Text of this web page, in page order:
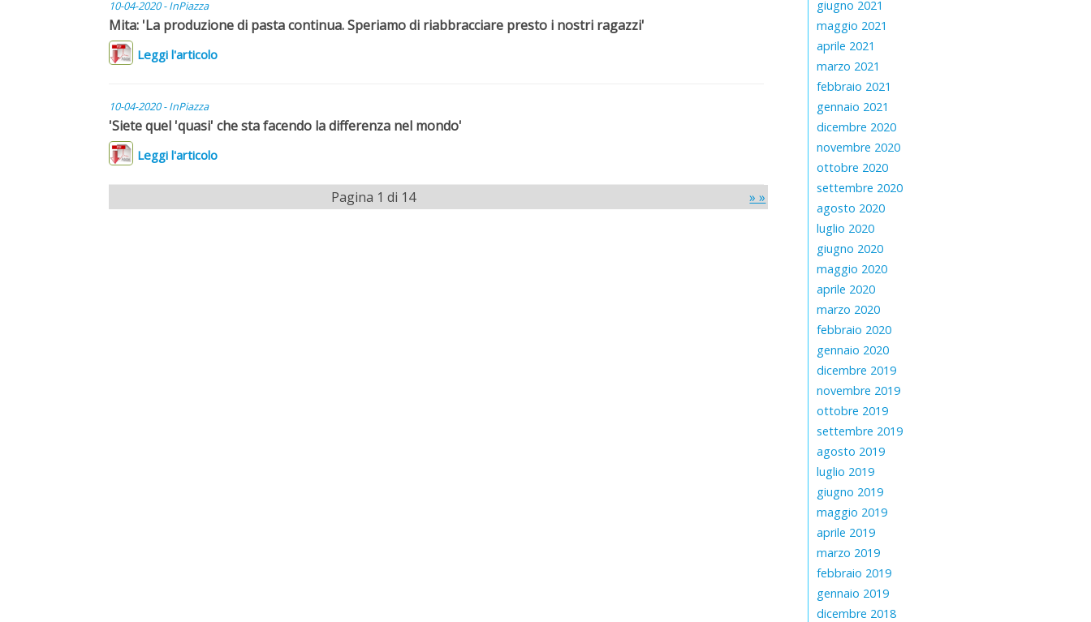
10-04-2020 - InPiazza
Mita: 'La produzione di pasta continua. Speriamo di riabbracciare presto i nostri ragazzi'
Leggi l'articolo
10-04-2020 - InPiazza
'Siete quel 'quasi' che sta facendo la differenza nel mondo'
Leggi l'articolo
Pagina 1 di 14 » »
giugno 2021
maggio 2021
aprile 2021
marzo 2021
febbraio 2021
gennaio 2021
dicembre 2020
novembre 2020
ottobre 2020
settembre 2020
agosto 2020
luglio 2020
giugno 2020
maggio 2020
aprile 2020
marzo 2020
febbraio 2020
gennaio 2020
dicembre 2019
novembre 2019
ottobre 2019
settembre 2019
agosto 2019
luglio 2019
giugno 2019
maggio 2019
aprile 2019
marzo 2019
febbraio 2019
gennaio 2019
dicembre 2018